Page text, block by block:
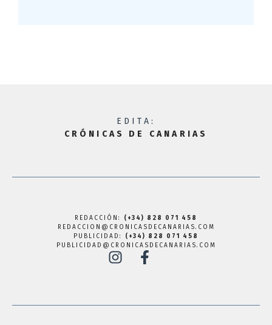
EDITA:
CRÓNICAS DE CANARIAS
REDACCIÓN: (+34) 828 071 458
REDACCION@CRONICASDECANARIAS.COM
PUBLICIDAD: (+34) 828 071 458
PUBLICIDAD@CRONICASDECANARIAS.COM